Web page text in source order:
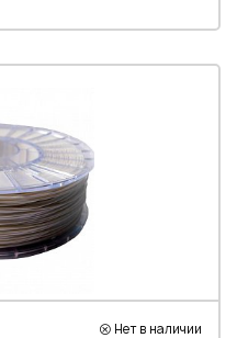
Нет в наличии